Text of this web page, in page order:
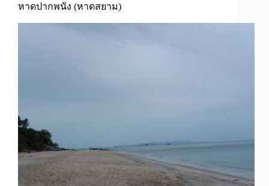
หาดปากพนัง (หาดสยาม)